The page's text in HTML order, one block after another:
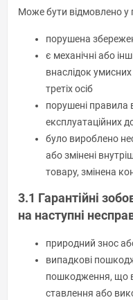
Може бути відмовлено у
порушена
є механічні або
внаслідок
третіх осіб
порушені правила
експлуатаційних
було вироблено
або змінені
товару, змінена
3.1 Гарантійні
на наступні
природний знос
випадкові
пошкодження, що
ставлення або